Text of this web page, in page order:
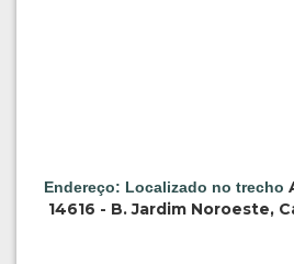
Endereço: Localizado no trecho
14616 - B. Jardim Noroeste,